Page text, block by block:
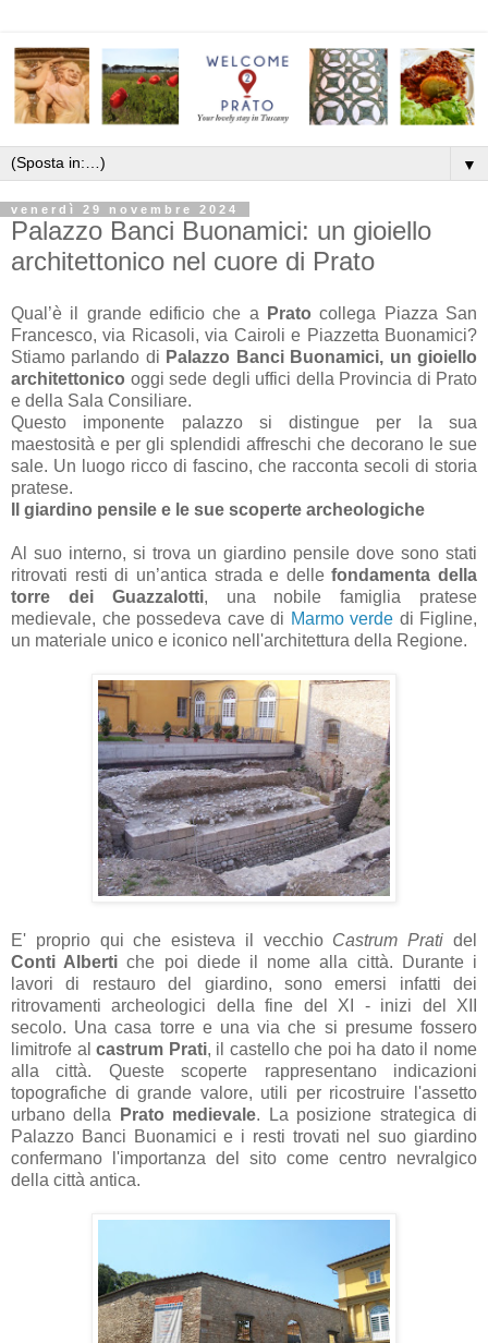
▼
venerdì 29 novembre 2024
Palazzo Banci Buonamici: un gioiello
architettonico nel cuore di Prato
Qual’è il grande edificio che a Prato collega Piazza San
Francesco, via Ricasoli, via Cairoli e Piazzetta Buonamici?
Stiamo parlando di Palazzo Banci Buonamici, un gioiello
architettonico oggi sede degli uffici della Provincia di Prato
e della Sala Consiliare.
Questo imponente palazzo si distingue per la sua
maestosità e per gli splendidi affreschi che decorano le sue
sale. Un luogo ricco di fascino, che racconta secoli di storia
pratese.
Il giardino pensile e le sue scoperte archeologiche
Al suo interno, si trova un giardino pensile dove sono stati
ritrovati resti di un’antica strada e dellefondamenta della
torre dei Guazzalotti, una nobile famiglia pratese
medievale, che possedeva cave di Marmo verde di Figline,
un materiale unico e iconico nell'architettura della Regione.
E' proprio qui che esisteva il vecchio Castrum Prati del
Conti Alberti che poi diede il nome alla città. Durante i
lavori di restauro del giardino, sono emersi infatti dei
ritrovamenti archeologici della fine del XI - inizi del XII
secolo. Una casa torre e una via che si presume fossero
limitrofe alcastrum Prati, il castello che poi ha dato il nome
alla città. Queste scoperte rappresentano indicazioni
topografiche di grande valore, utili per ricostruire l'assetto
urbano della
Prato medievale. La posizione strategica di
Palazzo Banci Buonamici e i resti trovati nel suo giardino
confermano l'importanza del sito come centro nevralgico
della città antica.